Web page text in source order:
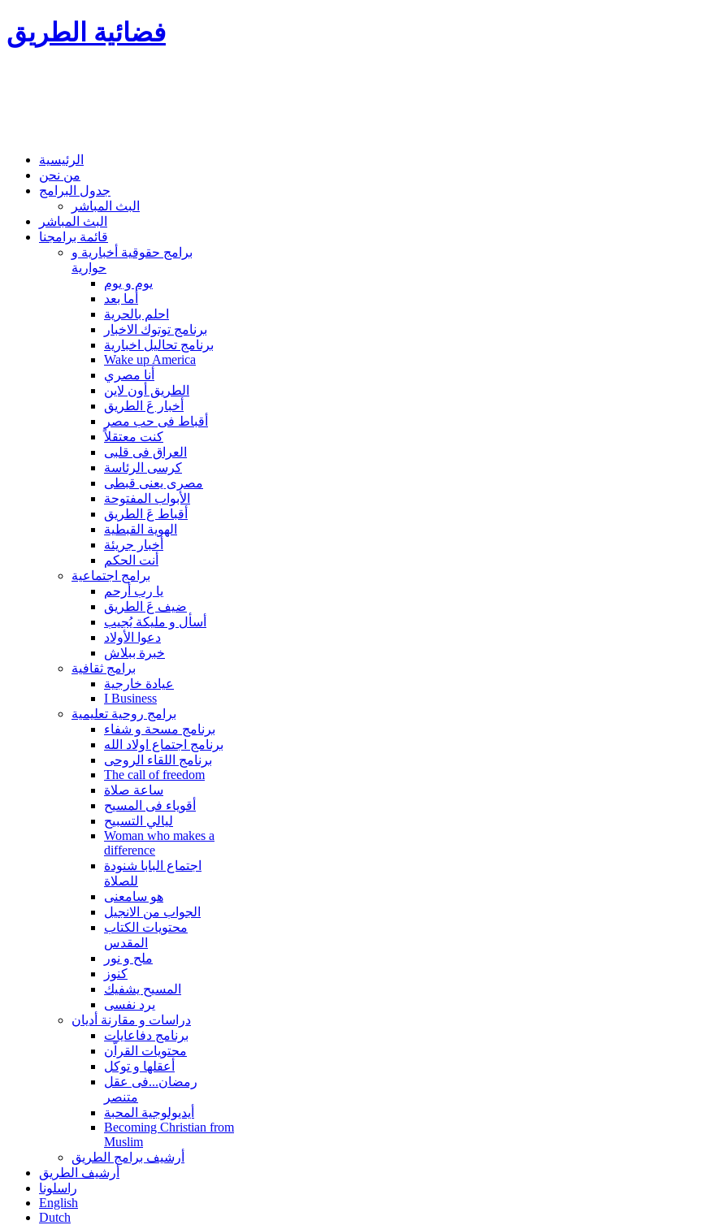
فضائية الطريق
الرئيسية
من نحن
جدول البرامج
البث المباشر
البث المباشر
قائمة برامجنا
برامج حقوقية أخبارية و
حوارية
يوم و يوم
أما بعد
احلم بالحرية
برنامج توتوك الاخبار
برنامج تحاليل اخبارية
Wake up America
أنا مصري
الطريق أون لاين
أخبار عَ الطريق
أقباط فى حب مصر
كنت معتقلاً
العراق فى قلبى
كرسى الرئاسة
مصرى يعنى قبطى
الأبواب المفتوحة
أقباط عَ الطريق
الهوية القبطية
أخبار جريئة
أنت الحكم
برامج اجتماعية
يا رب أرحم
ضيف عَ الطريق
أسأل و مليكة يُجيب
دعوا الأولاد
خبرة ببلاش
برامج ثقافية
عيادة خارجية
I Business
برامج روحية تعليمية
برنامج مسحة و شفاء
برنامج اجتماع اولاد الله
برنامج اللقاء الروحى
The call of freedom
ساعة صلاة
أقوياء فى المسيح
ليالي التسبيح
Woman who makes a
difference
اجتماع البابا شنودة
للصلاة
هو سامعنى
الجواب من الانجيل
محتويات الكتاب
المقدس
ملح و نور
كنوز
المسيح يشفيك
يرد نفسى
دراسات و مقارنة أديان
برنامج دفاعايات
محتويات القراّن
أعقلها و توكل
رمضان...فى عقل
متنصر
أيديولوجية المحبة
Becoming Christian from
Muslim
أرشيف برامج الطريق
أرشيف الطريق
راسلونا
English
Dutch